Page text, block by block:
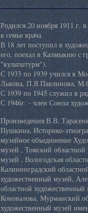
Родился 20 ноября 1911 г.
в семье врача.
В 18 лет поступил в
его, поехал в Калмыкию с
"культштурм").
С 1933 по 1939 учился в
Львова, П.Я.Павлинова,
С 1939 по 1945 служил в
С 1946г. - член Союза
Произведения В.В.
Пушкина, Историко-
музейное объединение
музей , Томский
музей , Вологодская
Калининградский
художественный музей,
областной
Коновалова, Мурманский
художественный музей